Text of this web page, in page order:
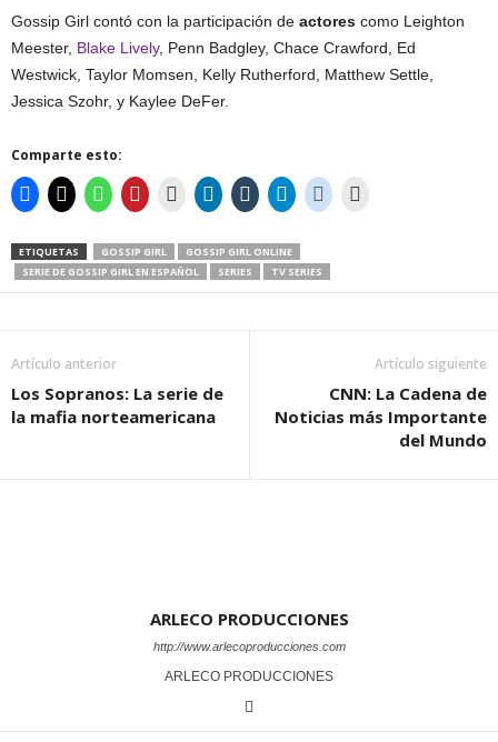
Gossip Girl contó con la participación de actores como Leighton
Meester, Blake Lively, Penn Badgley, Chace Crawford, Ed
Westwick, Taylor Momsen, Kelly Rutherford, Matthew Settle,
Jessica Szohr, y Kaylee DeFer.
Comparte esto:
ETIQUETAS GOSSIP GIRL
GOSSIP GIRL ONLINE
SERIE DE GOSSIP GIRL EN ESPAÑOL
SERIES TV SERIES
Artículo anterior
Los Sopranos: La serie de
la mafia norteamericana
Artículo siguiente
CNN: La Cadena de
Noticias más Importante
del Mundo
ARLECO PRODUCCIONES
http://www.arlecoproducciones.com
ARLECO PRODUCCIONES